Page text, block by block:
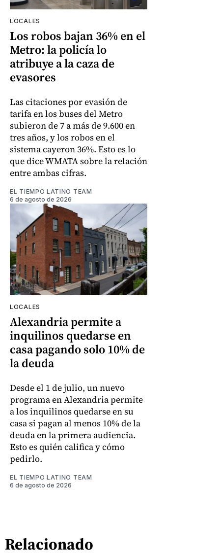
LOCALES
Los robos bajan 36% en el
Metro: la policía lo
atribuye a la caza de
evasores
Las citaciones por evasión de
tarifa en los buses del Metro
subieron de 7 a más de 9.600 en
tres años, y los robos en el
sistema cayeron 36%. Esto es lo
que dice WMATA sobre la relación
entre ambas cifras.
EL TIEMPO LATINO TEAM
6 de agosto de 2026
LOCALES
Alexandria permite a
inquilinos quedarse en
casa pagando solo 10% de
la deuda
Desde el 1 de julio, un nuevo
programa en Alexandria permite
a los inquilinos quedarse en su
casa si pagan al menos 10% de la
deuda en la primera audiencia.
Esto es quién califica y cómo
pedirlo.
EL TIEMPO LATINO TEAM
6 de agosto de 2026
Relacionado